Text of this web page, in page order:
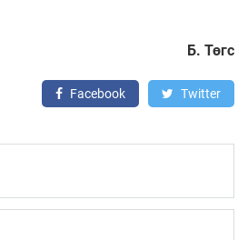
Б. Төгс
Facebook Twitter